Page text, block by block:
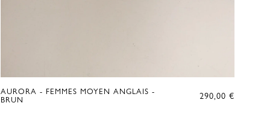
AURORA - FEMMES MOYEN ANGLAIS -
BRUN 290,00 €